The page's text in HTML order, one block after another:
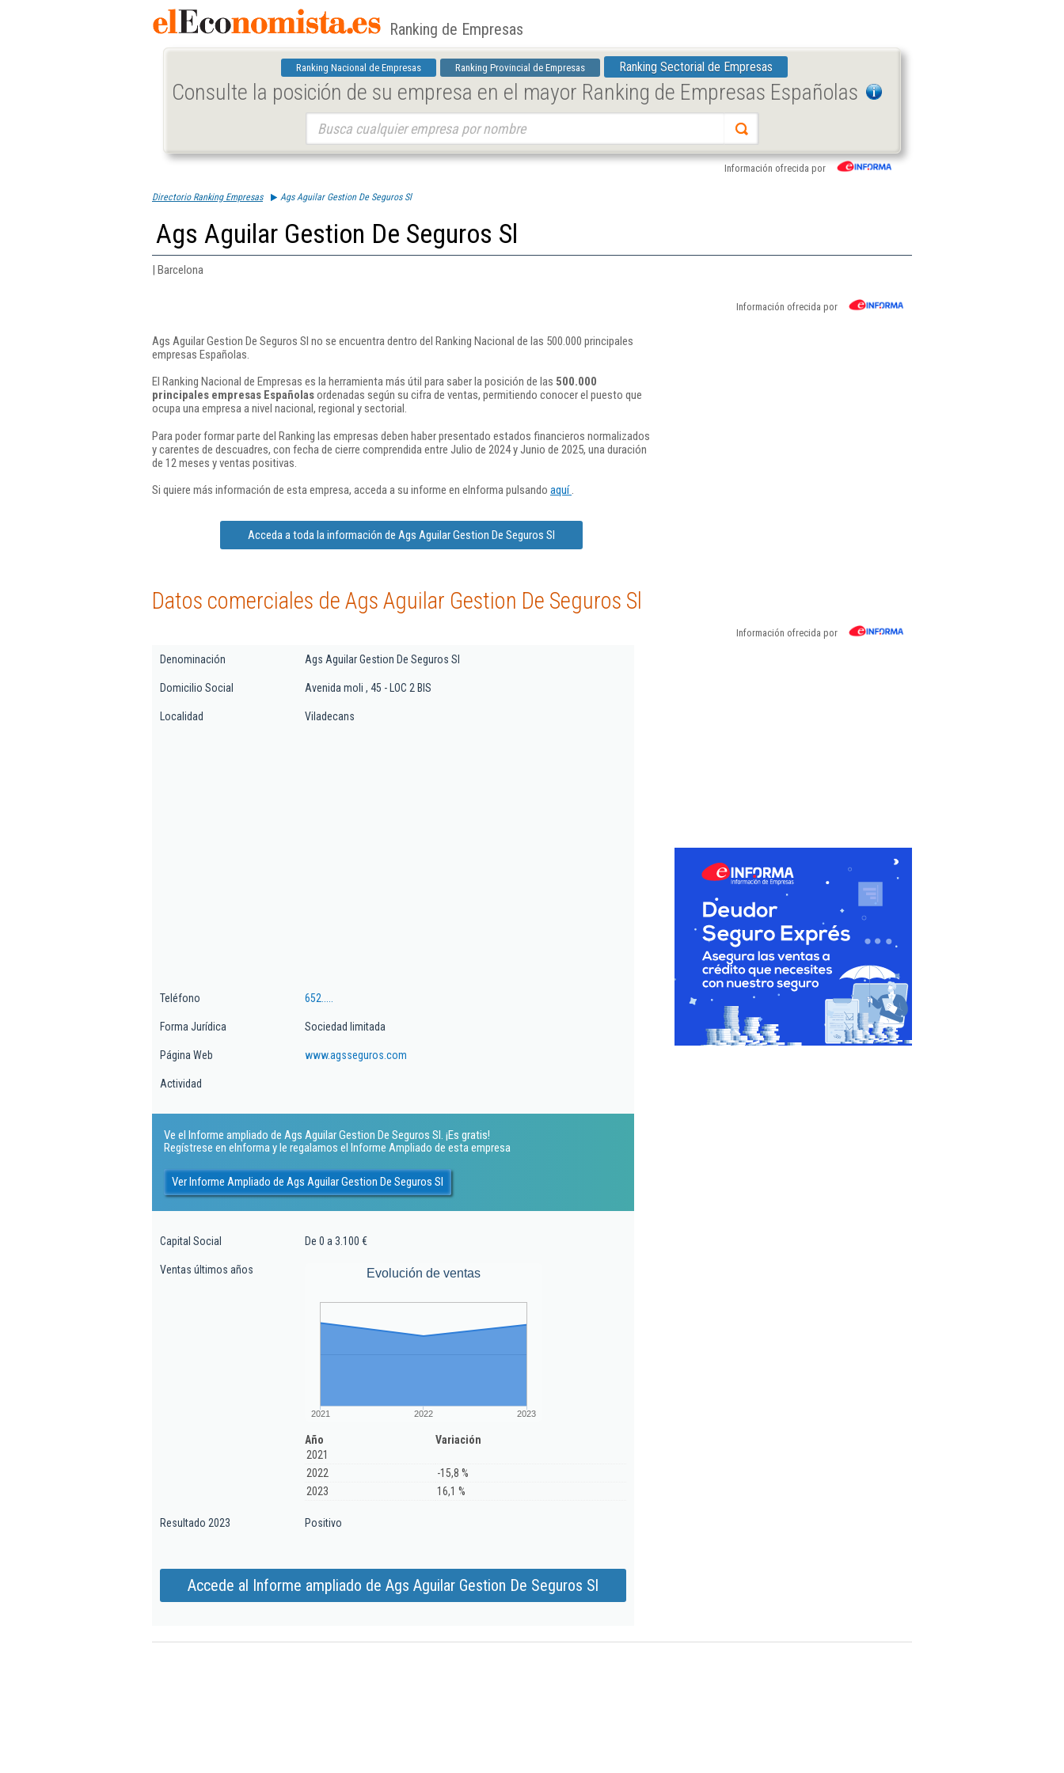
Ranking de Empresas
Ranking Nacional de Empresas Ranking Provincial de Empresas Ranking Sectorial de Empresas
Consulte la posición de su empresa en el mayor Ranking de Empresas Españolas
Información ofrecida por
Directorio Ranking Empresas Ags Aguilar Gestion De Seguros Sl
Ags Aguilar Gestion De Seguros Sl
| Barcelona
Información ofrecida por
Ags Aguilar Gestion De Seguros Sl no se encuentra dentro del Ranking Nacional de las 500.000 principales
empresas Españolas.
El Ranking Nacional de Empresas es la herramienta más útil para saber la posición de las 500.000
principales empresas Españolasordenadas según su cifra de ventas, permitiendo conocer el puesto que
ocupa una empresa a nivel nacional, regional y sectorial.
Para poder formar parte del Ranking las empresas deben haber presentado estados financieros normalizados
y carentes de descuadres, con fecha de cierre comprendida entre Julio de 2024 y Junio de 2025, una duración
de 12 meses y ventas positivas.
Si quiere más información de esta empresa, acceda a su informe en eInforma pulsando aquí.
Acceda a toda la información de Ags Aguilar Gestion De Seguros Sl
Datos comerciales de Ags Aguilar Gestion De Seguros Sl
Información ofrecida por
Denominación Ags Aguilar Gestion De Seguros Sl
Domicilio Social Avenida moli , 45 - LOC 2 BIS
Localidad Viladecans
Teléfono 652.....
Forma Jurídica Sociedad limitada
Página Web www.agsseguros.com
Actividad
Ve el Informe ampliado de Ags Aguilar Gestion De Seguros Sl. ¡Es gratis!
Regístrese en eInforma y le regalamos el Informe Ampliado de esta empresa
Ver Informe Ampliado de Ags Aguilar Gestion De Seguros Sl
Capital Social De 0 a 3.100 €
Ventas últimos años Evolución de ventas
2021 2022 2023
Año
Variación
2021
2022
-15,8 %
2023
16,1 %
Resultado 2023 Positivo
Accede al Informe ampliado de Ags Aguilar Gestion De Seguros Sl